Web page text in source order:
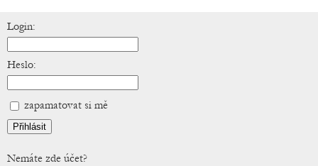
Login:
Heslo:
zapamatovat si mě
Nemáte zde účet?